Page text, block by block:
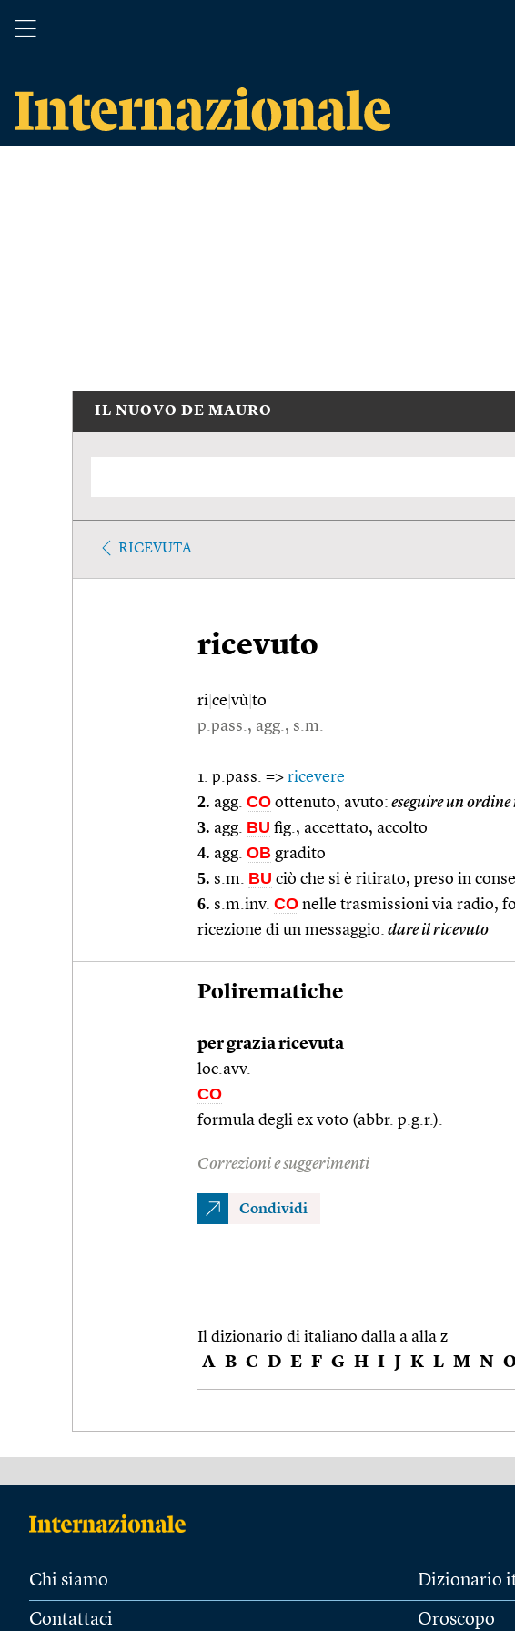
IL NUOVO DE MAURO
RICEVUTA
ricevuto
ri ce vù to
p.pass., agg., s.m.
1. p.pass. => ricevere
2. agg. CO ottenuto, avuto: eseguire un
3. agg. BU fig., accettato, accolto
4. agg. OB gradito
5. s.m. BU ciò che si è ritirato, preso in
6. s.m.inv. CO nelle trasmissioni via radio,
ricezione di un messaggio: dare il ricevuto
Polirematiche
per grazia ricevuta
loc.avv.
CO
formula degli ex voto (abbr. p.g.r.).
Correzioni e suggerimenti
Condividi
Il dizionario di italiano dalla a alla z
A B C D E F G H I J K L M N
Chi siamo
Contattaci
Dizionario
Oroscopo